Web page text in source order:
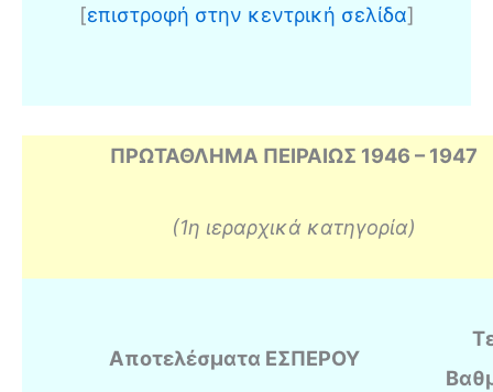
[επιστροφή στην κεντρική σελίδα]
ΠΡΩΤΑΘΛΗΜΑ ΠΕΙΡΑΙΩΣ 1946 – 1947
(1η ιεραρχικά κατηγορία)
Αποτελέσματα ΕΣΠΕΡΟΥ